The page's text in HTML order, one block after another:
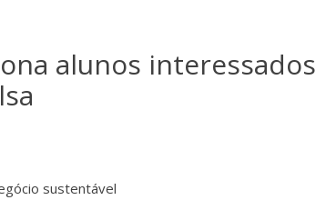
alunos interessados
sustentável